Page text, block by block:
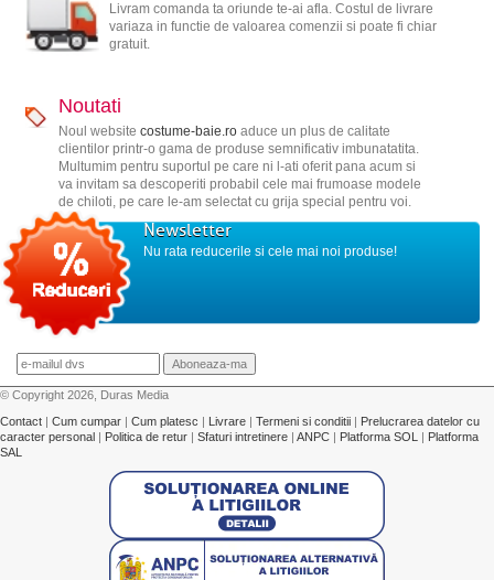
Livram comanda ta oriunde te-ai afla. Costul de livrare
variaza in functie de valoarea comenzii si poate fi chiar
gratuit.
Noutati
Noul website costume-baie.roaduce un plus de calitate
clientilor printr-o gama de produse semnificativ imbunatatita.
Multumim pentru suportul pe care ni l-ati oferit pana acum si
va invitam sa descoperiti probabil cele mai frumoase modele
de chiloti, pe care le-am selectat cu grija special pentru voi.
Newsletter
Nu rata reducerile si cele mai noi produse!
© Copyright 2026, Duras Media
Contact | Cum cumpar | Cum platesc | Livrare | Termeni si conditii | Prelucrarea datelor cu
caracter personal | Politica de retur | Sfaturi intretinere | ANPC | Platforma SOL | Platforma
SAL